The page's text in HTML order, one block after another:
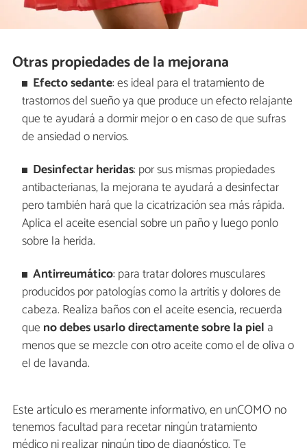
Otras propiedades de la mejorana
Efecto sedante: es ideal para el tratamiento de
trastornos del sueño ya que produce un efecto relajante
que te ayudará a dormir mejor o en caso de que sufras
de ansiedad o nervios.
Desinfectar heridas: por sus mismas propiedades
antibacterianas, la mejorana te ayudará a desinfectar
pero también hará que la cicatrización sea más rápida.
Aplica el aceite esencial sobre un paño y luego ponlo
sobre la herida.
Antirreumático: para tratar dolores musculares
producidos por patologías como la artritis y dolores de
cabeza. Realiza baños con el aceite esencia, recuerda
que no debes usarlo directamente sobre la piel a
menos que se mezcle con otro aceite como el de oliva o
el de lavanda.
Este artículo es meramente informativo, en unCOMO no
tenemos facultad para recetar ningún tratamiento